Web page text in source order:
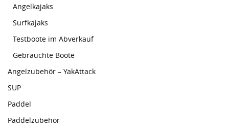
Angelkajaks
Surfkajaks
Testboote im Abverkauf
Gebrauchte Boote
Angelzubehör – YakAttack
SUP
Paddel
Paddelzubehör